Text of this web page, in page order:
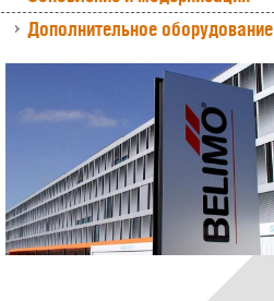
Дополнительное оборудование